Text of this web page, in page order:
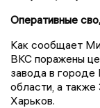
Оперативные
Как сообщает
ВКС поражены
завода в
области, а
Харьков.